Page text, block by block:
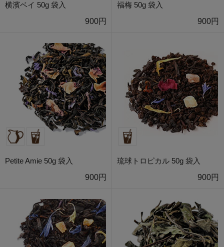
横濱ベイ 50g 袋入
900円
福梅 50g 袋入
900円
Petite Amie 50g 袋入
900円
琉球トロピカル 50g 袋入
900円